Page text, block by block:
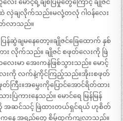
မောင့်ရဲ့ချစ်ပြမှုတွေကြောင့် ချိုဇင်
ထဲ လှဲချလိုက်သည်။မလုံ့တလုံ ဂါဝန်လေး
တ်လာသည်။
ဆွဲချမနေတော့။ချိုဇင်ခြေထောက် နှစ်
ကား လိုက်သည်။ ချိုဇင် စဖုတ်လေးကို ဖြဲ
းမာ အေးကနဲဖြစ်သွားသည်။ မောင့်
လေးကို လက်နဲ့ကိုင်ကြည့်သည်။အိုးးစဖုတ်
ကြီး။အမွှေးကိုပြောင်အောင်ရိတ်ထား
ပြဲကားနေသည်။ မောင်ရေ မြန်မြန်
းကို အဆင်သင့် ဖြဲထားတယ်ရှင်ရယ် ဟုစိတ်
ကနေ အရည်တွေ စိမ့်ထွက်ကျလာသည်။